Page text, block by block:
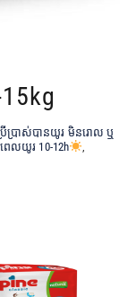
ើប្រាស់បានយូរ មិនរោល​ ឬ
េលយូរ 10-12h